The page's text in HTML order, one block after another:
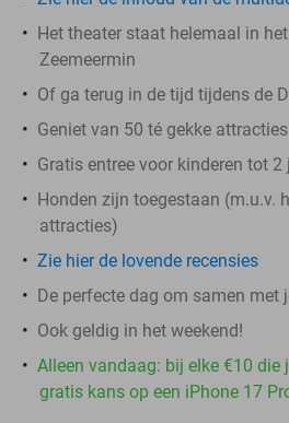
Het theater staat helemaal in
Zeemeermin
Of ga terug in de tijd tijdens de
Geniet van 50 té gekke
Gratis entree voor kinderen tot 2
Honden zijn toegestaan (m.u.v.
attracties)
Zie hier de lovende recensies
De perfecte dag om samen met
Ook geldig in het weekend!
Alleen vandaag: bij elke €10 die
gratis kans op een iPhone 17